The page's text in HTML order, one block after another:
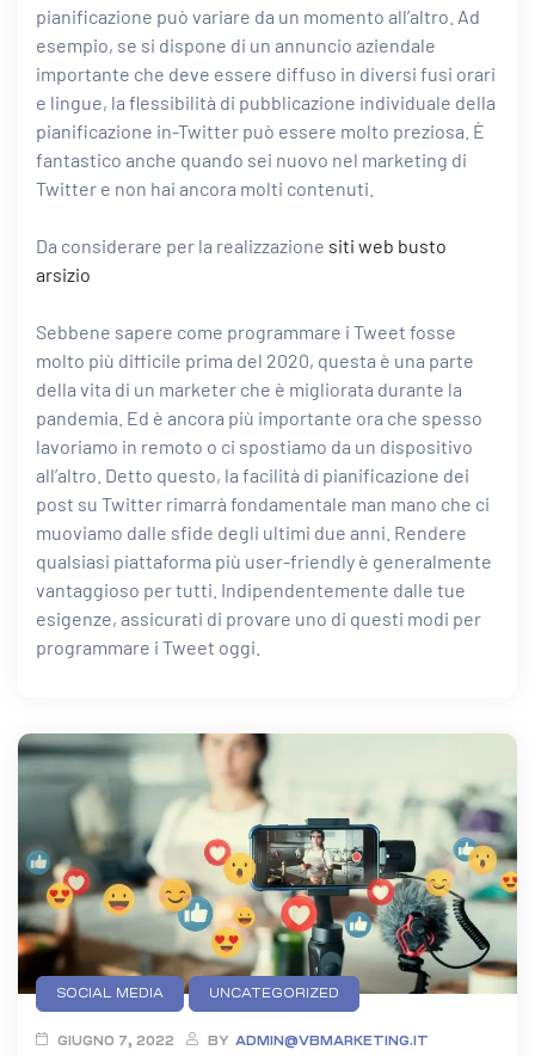
pianificazione può variare da un momento all’altro. Ad
esempio, se si dispone di un annuncio aziendale
importante che deve essere diffuso in diversi fusi orari
e lingue, la flessibilità di pubblicazione individuale della
pianificazione in-Twitter può essere molto preziosa. È
fantastico anche quando sei nuovo nel marketing di
Twitter e non hai ancora molti contenuti.
Da considerare per la realizzazione siti web busto
arsizio
Sebbene sapere come programmare i Tweet fosse
molto più difficile prima del 2020, questa è una parte
della vita di un marketer che è migliorata durante la
pandemia. Ed è ancora più importante ora che spesso
lavoriamo in remoto o ci spostiamo da un dispositivo
all’altro. Detto questo, la facilità di pianificazione dei
post su Twitter rimarrà fondamentale man mano che ci
muoviamo dalle sfide degli ultimi due anni. Rendere
qualsiasi piattaforma più user-friendly è generalmente
vantaggioso per tutti. Indipendentemente dalle tue
esigenze, assicurati di provare uno di questi modi per
programmare i Tweet oggi.
Categories
SOCIAL MEDIA UNCATEGORIZED
GIUGNO 7, 2022 BY ADMIN@VBMARKETING.IT